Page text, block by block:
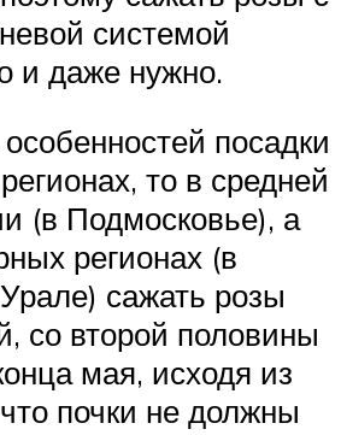
системой
и даже нужно.
посадки
то в средней
(в Подмосковье), а
регионах (в
сажать розы
со второй половины
мая, исходя из
почки не должны